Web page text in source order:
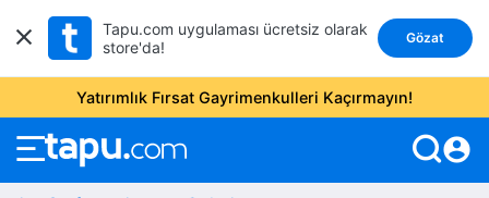
Tapu.com uygulaması ücretsiz olarak
store'da!
Gözat
Yatırımlık Fırsat Gayrimenkulleri Kaçırmayın!
account_circle